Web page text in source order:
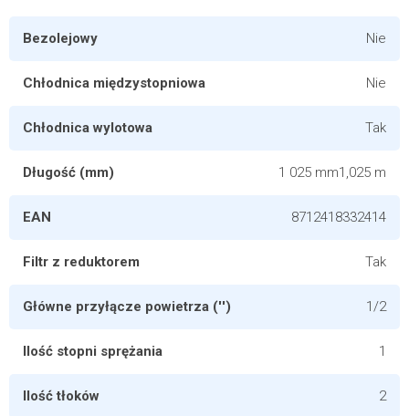
Bezolejowy Nie
Chłodnica międzystopniowa Nie
Chłodnica wylotowa Tak
Długość (mm) 1 025 mm1,025 m
EAN 8712418332414
Filtr z reduktorem Tak
Główne przyłącze powietrza ('') 1/2
Ilość stopni sprężania 1
Ilość tłoków 2